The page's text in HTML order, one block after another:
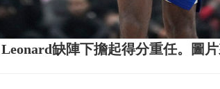
缺陣下擔起得分重任。圖